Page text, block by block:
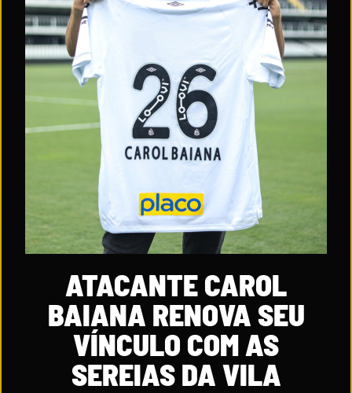
ATACANTE CAROL
BAIANA RENOVA SEU
VÍNCULO COM AS
SEREIAS DA VILA